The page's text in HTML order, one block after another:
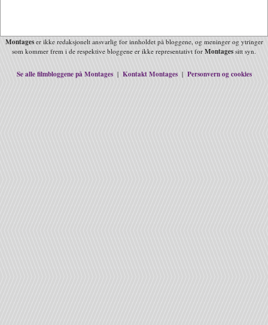
Montageser ikke redaksjonelt ansvarlig for innholdet på bloggene, og meninger og ytringer
som kommer frem i de respektive bloggene er ikke representativt for Montages sitt syn.
Se alle filmbloggene på Montages| Kontakt Montages| Personvern og cookies